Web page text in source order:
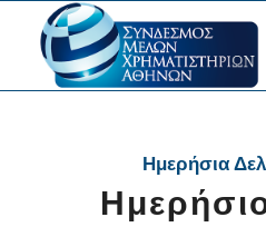
Ημερήσια